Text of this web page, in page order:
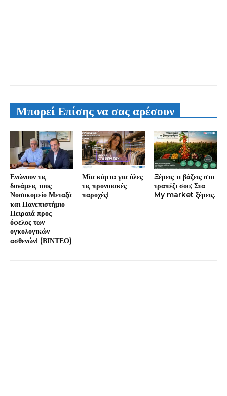
Μπορεί Επίσης να σας αρέσουν
Ενώνουν τις
δυνάμεις τους
Νοσοκομείο Μεταξά
και Πανεπιστήμιο
Πειραιά προς
όφελος των
ογκολογικών
ασθενών! (ΒΙΝΤΕΟ)
Μία κάρτα για όλες
τις προνοιακές
παροχές!
Ξέρεις τι βάζεις στο
τραπέζι σου; Στα
My market ξέρεις.